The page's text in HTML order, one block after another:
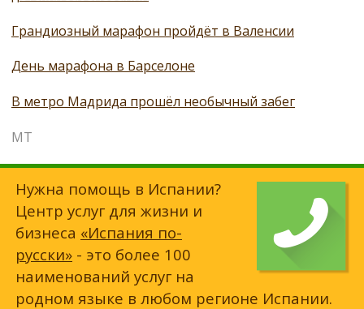
Грандиозный марафон пройдёт в Валенсии
День марафона в Барселоне
В метро Мадрида прошёл необычный забег
МТ
Нужна помощь в Испании?
Центр услуг для жизни и
бизнеса «Испания по-
русски» - это более 100
наименований услуг на
родном языке в любом регионе Испании.